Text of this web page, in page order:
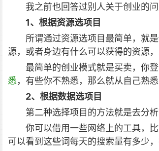
我之前也回答过别人关于创业的
1、根据资源选项目
所谓通过资源选项目最简单，就
源，或者身边有什么可以获得的资源
最简单的创业模式就是买卖，你
悉，有些你不熟悉，那么就从自己熟悉
2、根据数据选项目
第二种选择项目的方法就是去分
你可以借用一些网络上的工具，
可以看到这些词每天的搜索量有多少